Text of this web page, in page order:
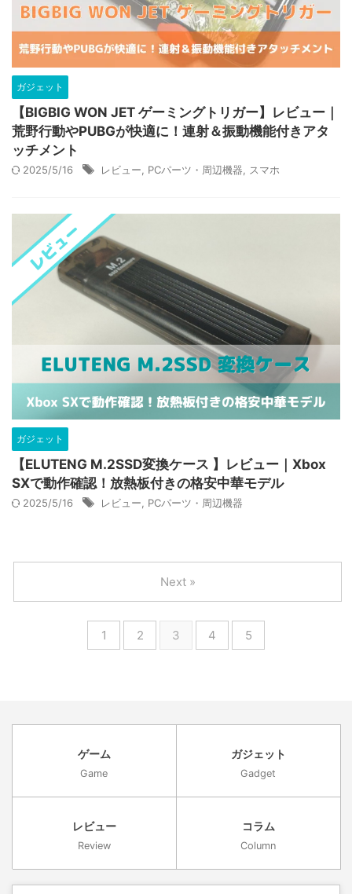
ガジェット
【BIGBIG WON JET ゲーミングトリガー】レビュー｜
荒野行動やPUBGが快適に！連射＆振動機能付きアタ
ッチメント
2025/5/16 レビュー, PCパーツ・周辺機器, スマホ
ガジェット
【ELUTENG M.2SSD変換ケース 】レビュー｜Xbox
SXで動作確認！放熱板付きの格安中華モデル
2025/5/16 レビュー PCパーツ・周辺機器
1 2 3 4 5
Next »
ゲーム
Game
ガジェット
Gadget
レビュー
Review
コラム
Column